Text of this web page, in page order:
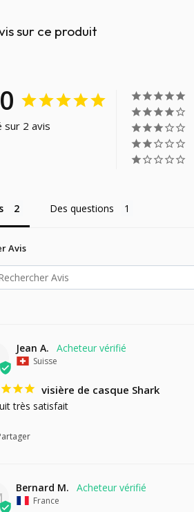
sur ce produit
sur 2 avis
Des questions
Avis
Jean A.
Suisse
visière de casque Shark
très satisfait
Bernard M.
France